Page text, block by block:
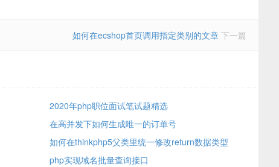
如何在ecshop首页调用指定类别的文章 下一篇
2020年php职位面试笔试题精选
在高并发下如何生成唯一的订单号
如何在thinkphp5父类里统一修改return数据类型
php实现域名批量查询接口